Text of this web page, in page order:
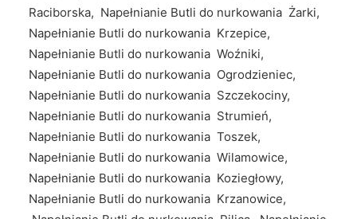
Raciborska, Napełnianie Butli do nurkowania Żarki,
Napełnianie Butli do nurkowania Krzepice,
Napełnianie Butli do nurkowania Woźniki,
Napełnianie Butli do nurkowania Ogrodzieniec,
Napełnianie Butli do nurkowania Szczekociny,
Napełnianie Butli do nurkowania Strumień,
Napełnianie Butli do nurkowania Toszek,
Napełnianie Butli do nurkowania Wilamowice,
Napełnianie Butli do nurkowania Koziegłowy,
Napełnianie Butli do nurkowania Krzanowice,